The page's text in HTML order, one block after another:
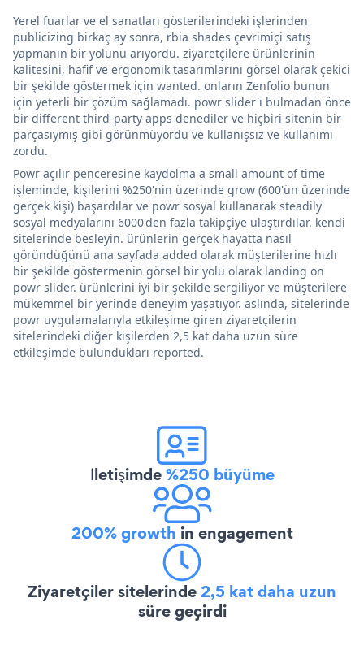
Yerel fuarlar ve el sanatları gösterilerindeki işlerinden
publicizing birkaç ay sonra, rbia shades çevrimiçi satış
yapmanın bir yolunu arıyordu. ziyaretçilere ürünlerinin
kalitesini, hafif ve ergonomik tasarımlarını görsel olarak çekici
bir şekilde göstermek için wanted. onların Zenfolio bunun
için yeterli bir çözüm sağlamadı. powr slider'ı bulmadan önce
bir different third-party apps denediler ve hiçbiri sitenin bir
parçasıymış gibi görünmüyordu ve kullanışsız ve kullanımı
zordu.
Powr açılır penceresine kaydolma a small amount of time
işleminde, kişilerini %250'nin üzerinde grow (600'ün üzerinde
gerçek kişi) başardılar ve powr sosyal kullanarak steadily
sosyal medyalarını 6000'den fazla takipçiye ulaştırdılar. kendi
sitelerinde besleyin. ürünlerin gerçek hayatta nasıl
göründüğünü ana sayfada added olarak müşterilerine hızlı
bir şekilde göstermenin görsel bir yolu olarak landing on
powr slider. ürünlerini iyi bir şekilde sergiliyor ve müşterilere
mükemmel bir yerinde deneyim yaşatıyor. aslında, sitelerinde
powr uygulamalarıyla etkileşime giren ziyaretçilerin
sitelerindeki diğer kişilerden 2,5 kat daha uzun süre
etkileşimde bulundukları reported.
İletişimde%250 büyüme
200% growth in engagement
Ziyaretçiler sitelerinde2,5 kat daha uzun
süre geçirdi